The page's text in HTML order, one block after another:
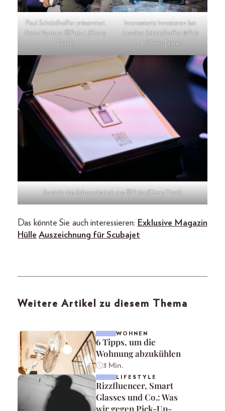
Paul Schützlhoffer präsentiert
Nano Venture ©Puls 4 /Gerry
Frank
Interessierte Investoren bei
Juwelier Schützlhoffer @Puls
4 /Gerry Frank
So sieht das Schmuckstück aus ©Puls4/Gerry Frank
Das könnte Sie auch interessieren: Exklusive Magazin
Hülle Auszeichnung für Scubajet
Weitere Artikel zu diesem Thema
WOHNEN
6 Tipps, um die
Wohnung abzukühlen
3 Min.
LIFESTYLE
Rizzfluencer, Smart
Glasses und Co.: Was
wir gegen Pick-Up-